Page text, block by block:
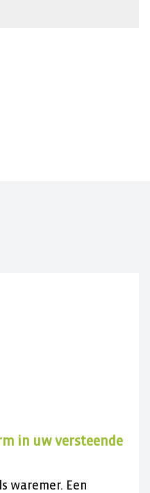
in uw versteende
waremer. Een